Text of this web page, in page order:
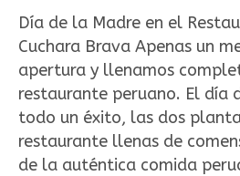
Día de la Madre en el
Cuchara Brava Apenas un
apertura y llenamos
restaurante peruano. El día
todo un éxito, las dos
restaurante llenas de
de la auténtica comida